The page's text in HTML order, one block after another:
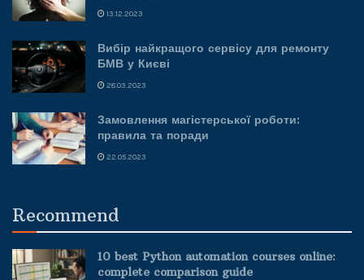
13.12.2023
Вибір найкращого сервісу для ремонту
БМВ у Києві
28.03.2023
Замовлення магістерської роботи:
правила та поради
22.05.2023
Recommend
10 best Python automation courses online:
complete comparison guide